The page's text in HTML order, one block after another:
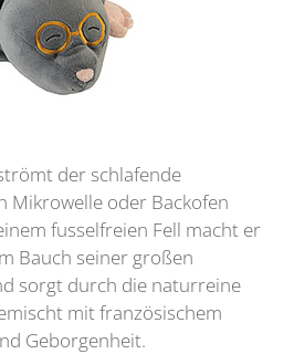
der schlafende
Mikrowelle oder Backofen
fusselfreien Fell macht er
Bauch seiner großen
sorgt durch die naturreine
mit französischem
Geborgenheit.